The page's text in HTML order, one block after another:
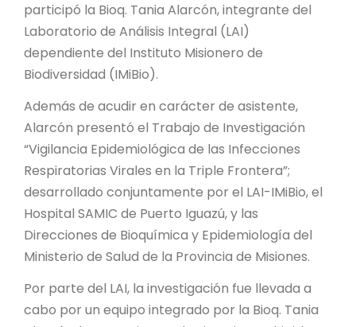
PROGRAMAS
PROYECTO ÁGUILAS DE MISIONES
MONUMENTOS NATURALES
REPOSITORIO
CONTACTO
participó la Bioq. Tania Alarcón, integrante del
Laboratorio de Análisis Integral (LAI)
dependiente del Instituto Misionero de
Biodiversidad (IMiBio).
Además de acudir en carácter de asistente,
Alarcón presentó el Trabajo de Investigación
“Vigilancia Epidemiológica de las Infecciones
Respiratorias Virales en la Triple Frontera”;
desarrollado conjuntamente por el LAI-IMiBio, el
Hospital SAMIC de Puerto Iguazú, y las
Direcciones de Bioquímica y Epidemiología del
Ministerio de Salud de la Provincia de Misiones.
Por parte del LAI, la investigación fue llevada a
cabo por un equipo integrado por la Bioq. Tania